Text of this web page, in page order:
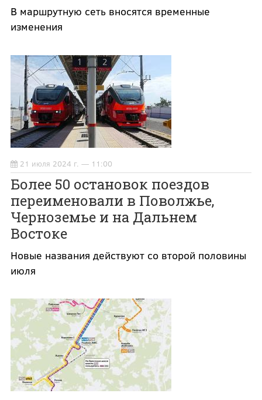
В маршрутную сеть вносятся временные
изменения
21 июля 2024 г. — 11:00
Более 50 остановок поездов
переименовали в Поволжье,
Черноземье и на Дальнем
Востоке
Новые названия действуют со второй половины
июля